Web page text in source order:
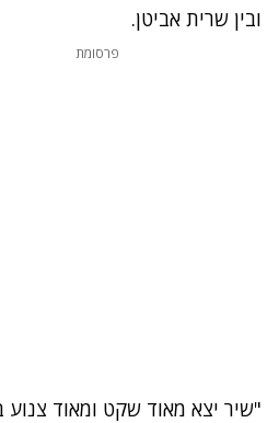
ובין שרית אביטן.
פרסומת
"שיר יצא מאוד שקט ומאוד